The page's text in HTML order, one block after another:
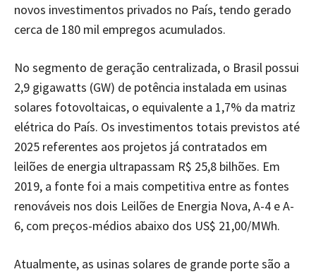
novos investimentos privados no País, tendo gerado
cerca de 180 mil empregos acumulados.
No segmento de geração centralizada, o Brasil possui
2,9 gigawatts (GW) de potência instalada em usinas
solares fotovoltaicas, o equivalente a 1,7% da matriz
elétrica do País. Os investimentos totais previstos até
2025 referentes aos projetos já contratados em
leilões de energia ultrapassam R$ 25,8 bilhões. Em
2019, a fonte foi a mais competitiva entre as fontes
renováveis nos dois Leilões de Energia Nova, A-4 e A-
6, com preços-médios abaixo dos US$ 21,00/MWh.
Atualmente, as usinas solares de grande porte são a